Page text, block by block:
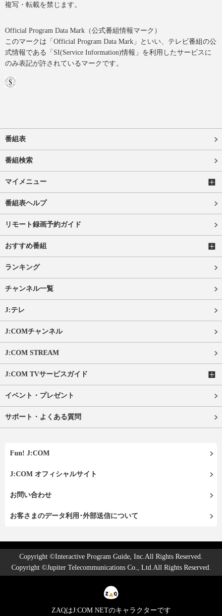
複写・転載を禁じます。
Official Program Data Mark（公式番組情報マーク）
このマークは「Official Program Data Mark」といい、テレビ番組の公
式情報である「SI(Service Information)情報」を利用したサービスに
のみ表記が許されているマークです。
番組表
番組検索
マイメニュー
番組表ヘルプ
リモート録画予約ガイド
おすすめ番組
ランキング
チャンネル一覧
J:テレ
J:COMチャンネル
J:COM STREAM
J:COM TVサービスガイド
イベント・プレゼント
サポート・よくある質問
Fun! J:COM
J:COM オフィシャルサイト
お問い合わせ
お客さまのデータ利用･外部送信について
Copyright ©Interactive Program Guide, Inc.All Rights Reserved.
Copyright ©Jupiter Telecommunications Co., Ltd.All Rights Reserved.
ZAQはJ:COM NETのキャラクターです